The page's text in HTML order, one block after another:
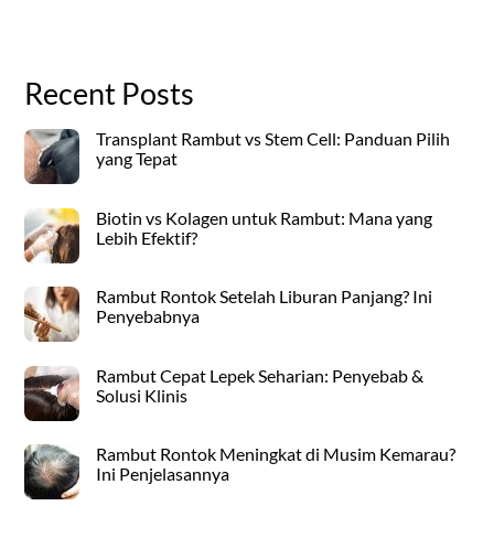
Recent Posts
Transplant Rambut vs Stem Cell: Panduan Pilih
yang Tepat
Biotin vs Kolagen untuk Rambut: Mana yang
Lebih Efektif?
Rambut Rontok Setelah Liburan Panjang? Ini
Penyebabnya
Rambut Cepat Lepek Seharian: Penyebab &
Solusi Klinis
Rambut Rontok Meningkat di Musim Kemarau?
Ini Penjelasannya